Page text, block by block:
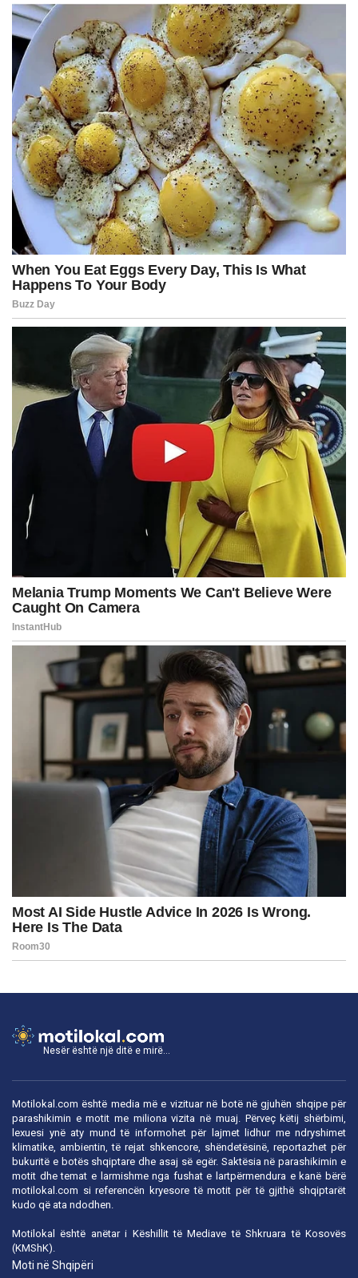
Nesër është një ditë e mirë...
Motilokal.com është media më e vizituar në botë në gjuhën shqipe për
parashikimin e motit me miliona vizita në muaj. Përveç këtij shërbimi,
lexuesi ynë aty mund të informohet për lajmet lidhur me ndryshimet
klimatike, ambientin, të rejat shkencore, shëndetësinë, reportazhet për
bukuritë e botës shqiptare dhe asaj së egër. Saktësia në parashikimin e
motit dhe temat e larmishme nga fushat e lartpërmendura e kanë bërë
motilokal.com si referencën kryesore të motit për të gjithë shqiptarët
kudo që ata ndodhen.
Motilokal është anëtar i Këshillit të Mediave të Shkruara të Kosovës
(KMShK).
Moti në Shqipëri